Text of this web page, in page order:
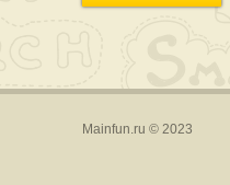
Mainfun.ru © 2023